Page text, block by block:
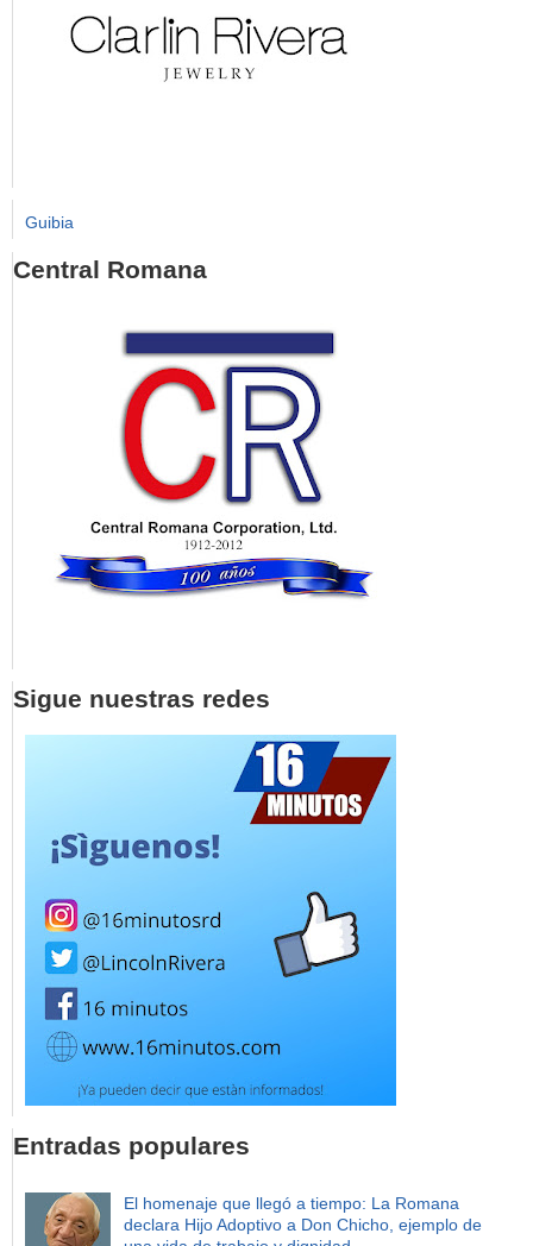
Guibia
Central Romana
Sigue nuestras redes
Entradas populares
El homenaje que llegó a tiempo: La Romana
declara Hijo Adoptivo a Don Chicho, ejemplo de